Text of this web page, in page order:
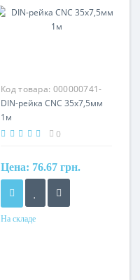
Код товара: 000000741-
CNC-42
DIN-рейка CNC 35x7,5мм
1м
0
Цена: 76.67 грн.
На складе